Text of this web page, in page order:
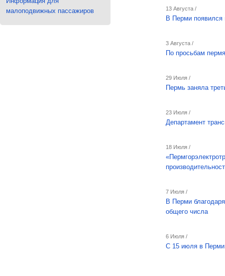
малоподвижных пассажиров
13 Августа /
В Перми появился
3 Августа /
По просьбам
29 Июля /
Пермь заняла
23 Июля /
Департамент
18 Июля /
7 Июля /
В Перми
общего числа
6 Июля /
С 15 июля в Перми